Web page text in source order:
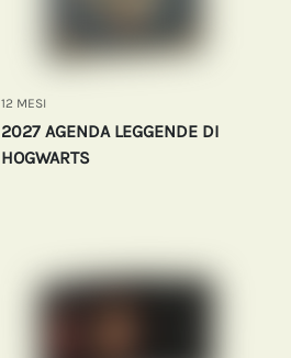
12 MESI
2027 AGENDA LEGGENDE DI
HOGWARTS